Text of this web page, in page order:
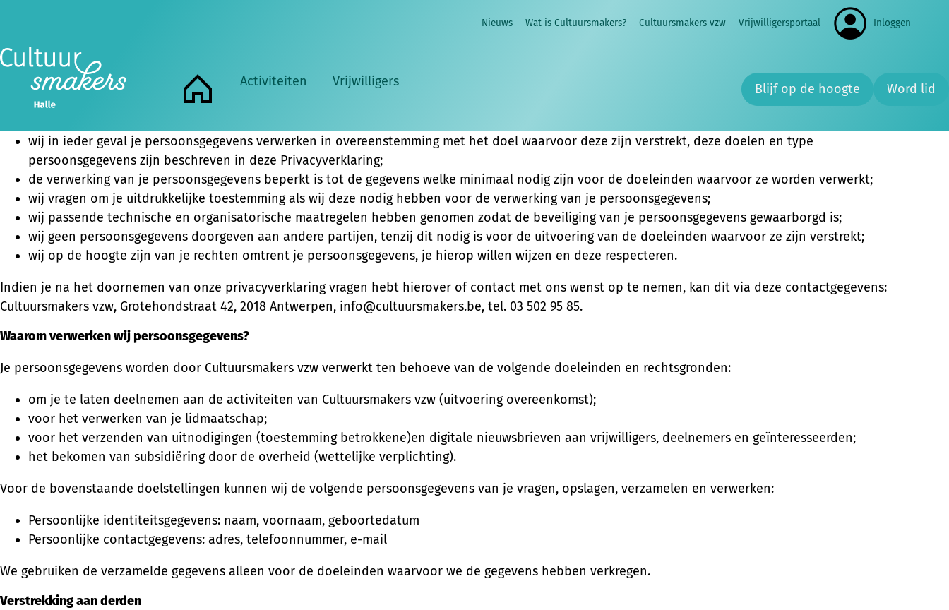
Home
Activiteiten Vrijwilligers Blijf op de hoogte Word lid
Nieuws Wat is Cultuursmakers? Cultuursmakers vzw Vrijwilligersportaal Inloggen
Cultuursmakers vzw (KBO nr. 0404.748.831), Grotehondstraat 42, 2018 Antwerpen hecht veel waarde aan de bescherming van je persoonsgegevens. In deze
privacyverklaring willen we heldere en transparante informatie geven over welke gegevens we verzamelen en hoe wij omgaan met persoonsgegevens. We
houden ons aan de toepasselijke wet- en regelgeving, waaronder de Algemene Verordening Gegevensbescherming.
Dit brengt met zich mee dat:
wij in ieder geval je persoonsgegevens verwerken in overeenstemming met het doel waarvoor deze zijn verstrekt, deze doelen en type
persoonsgegevens zijn beschreven in deze Privacyverklaring;
de verwerking van je persoonsgegevens beperkt is tot de gegevens welke minimaal nodig zijn voor de doeleinden waarvoor ze worden verwerkt;
wij vragen om je uitdrukkelijke toestemming als wij deze nodig hebben voor de verwerking van je persoonsgegevens;
wij passende technische en organisatorische maatregelen hebben genomen zodat de beveiliging van je persoonsgegevens gewaarborgd is;
wij geen persoonsgegevens doorgeven aan andere partijen, tenzij dit nodig is voor de uitvoering van de doeleinden waarvoor ze zijn verstrekt;
wij op de hoogte zijn van je rechten omtrent je persoonsgegevens, je hierop willen wijzen en deze respecteren.
Indien je na het doornemen van onze privacyverklaring vragen hebt hierover of contact met ons wenst op te nemen, kan dit via deze contactgegevens:
Cultuursmakers vzw, Grotehondstraat 42, 2018 Antwerpen, info@cultuursmakers.be, tel. 03 502 95 85.
Waarom verwerken wij persoonsgegevens?
Je persoonsgegevens worden door Cultuursmakers vzw verwerkt ten behoeve van de volgende doeleinden en rechtsgronden:
om je te laten deelnemen aan de activiteiten van Cultuursmakers vzw (uitvoering overeenkomst);
voor het verwerken van je lidmaatschap;
voor het verzenden van uitnodigingen (toestemming betrokkene)en digitale nieuwsbrieven aan vrijwilligers, deelnemers en geïnteresseerden;
het bekomen van subsidiëring door de overheid (wettelijke verplichting).
Voor de bovenstaande doelstellingen kunnen wij de volgende persoonsgegevens van je vragen, opslagen, verzamelen en verwerken:
Persoonlijke identiteitsgegevens: naam, voornaam, geboortedatum
Persoonlijke contactgegevens: adres, telefoonnummer, e-mail
We gebruiken de verzamelde gegevens alleen voor de doeleinden waarvoor we de gegevens hebben verkregen.
Verstrekking aan derden